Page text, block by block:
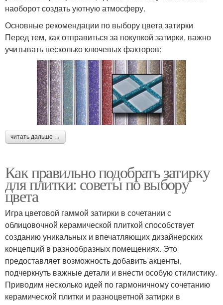
наоборот создать уютную атмосферу.
Основные рекомендации по выбору цвета затирки
Перед тем, как отправиться за покупкой затирки, важно
учитывать несколько ключевых факторов:
читать дальше →
Как правильно подобрать затирку
для плитки: советы по выбору
цвета
Игра цветовой гаммой затирки в сочетании с
облицовочной керамической плиткой способствует
созданию уникальных и впечатляющих дизайнерских
концепций в разнообразных помещениях. Это
предоставляет возможность добавить акценты,
подчеркнуть важные детали и внести особую стилистику.
Приводим несколько идей по гармоничному сочетанию
керамической плитки и разноцветной затирки в